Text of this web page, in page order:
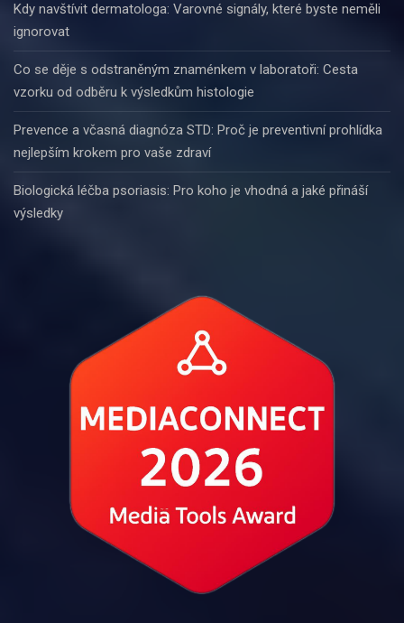
Kdy navštívit dermatologa: Varovné signály, které byste neměli
ignorovat
Co se děje s odstraněným znaménkem v laboratoři: Cesta
vzorku od odběru k výsledkům histologie
Prevence a včasná diagnóza STD: Proč je preventivní prohlídka
nejlepším krokem pro vaše zdraví
Biologická léčba psoriasis: Pro koho je vhodná a jaké přináší
výsledky